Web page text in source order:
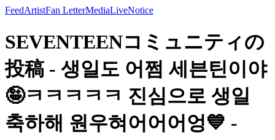
FeedArtistFan LetterMediaLiveNotice
SEVENTEENコミュニティの
投稿 - 생일도 어쩜 세븐틴이야
🤪ㅋㅋㅋㅋㅋ 진심으로 생일
축하해 원우혀어어어엉💙 -